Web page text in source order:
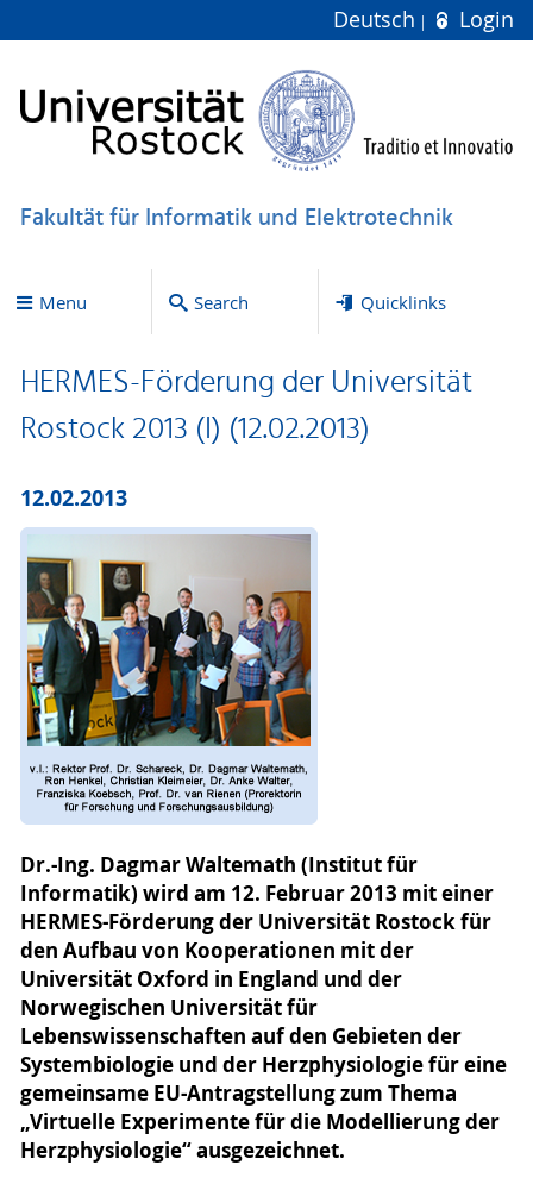
Deutsch Login
Fakultät für Informatik und Elektrotechnik
Menu Search Quicklinks
HERMES-Förderung der Universität
Rostock 2013 (I) (12.02.2013)
12.02.2013
Dr.-Ing. Dagmar Waltemath (Institut für
Informatik) wird am 12. Februar 2013 mit einer
HERMES-Förderung der Universität Rostock für
den Aufbau von Kooperationen mit der
Universität Oxford in England und der
Norwegischen Universität für
Lebenswissenschaften auf den Gebieten der
Systembiologie und der Herzphysiologie für eine
gemeinsame EU-Antragstellung zum Thema
„Virtuelle Experimente für die Modellierung der
Herzphysiologie“ ausgezeichnet.